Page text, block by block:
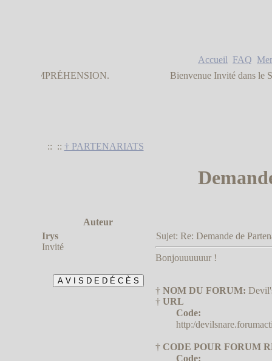
Accueil FAQ
Bienvenue Invité dans le Skyline
:: :: † PARTENARIATS
Auteur
Irys
Invité
Sujet: Re: Demande de
Bonjouuuuuur !
† NOM DU FORUM:
† URL
Code:
http:/
† CODE POUR FORUM
Code: